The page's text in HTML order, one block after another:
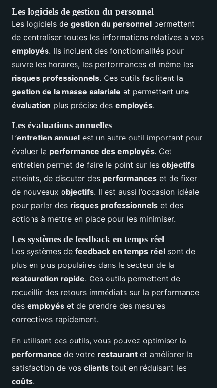
Les logiciels de gestion du personnel
Les logiciels de gestion du personnel permettent
de centraliser toutes les informations relatives à vos
employés. Ils incluent des fonctionnalités pour
suivre les horaires, les performances et même les
risques professionnels. Ces outils facilitent la
gestion de la masse salariale et permettent une
évaluation plus précise des employés.
Les évaluations annuelles
L’entretien annuel est un autre outil important pour
évaluer la performance des employés. Cet
entretien permet de faire le point sur les objectifs
atteints, de discuter des performances et de fixer
de nouveaux objectifs. Il est aussi l’occasion idéale
pour parler des risques professionnels et des
actions à mettre en place pour les minimiser.
Les systèmes de feedback en temps réel
Les systèmes de feedback en temps réel sont de
plus en plus populaires dans le secteur de la
restauration rapide. Ces outils permettent de
recueillir des retours immédiats sur la performance
des employés et de prendre des mesures
correctives rapidement.
En utilisant ces outils, vous pouvez optimiser la
performance de votre restaurant et améliorer la
satisfaction de vos clients tout en réduisant les
coûts.